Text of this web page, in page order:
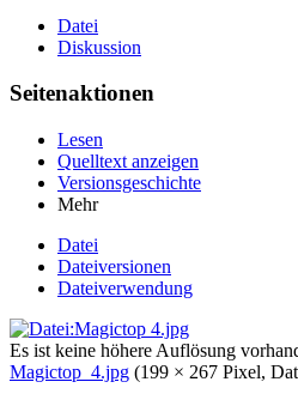
Datei
Diskussion
Seitenaktionen
Lesen
Quelltext anzeigen
Versionsgeschichte
Mehr
Datei
Dateiversionen
Dateiverwendung
Es ist keine höhere Auflösung
Magictop_4.jpg (199 × 267 Pixel,